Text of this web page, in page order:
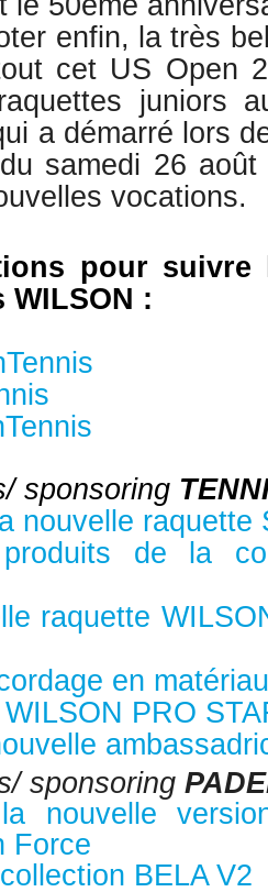
enfin, la très
cet US Open
juniors
a démarré lors
samedi 26
vocations.
pour
:
sponsoring
nouvelle raquette
de la
raquette
en
PRO
sponsoring
nouvelle
Force
BELA V2